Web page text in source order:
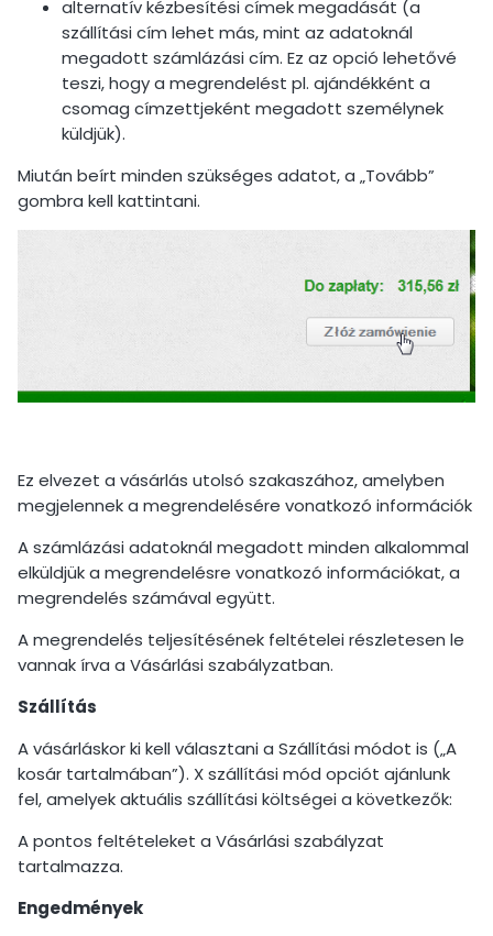
alternatív kézbesítési címek megadását (a
szállítási cím lehet más, mint az adatoknál
megadott számlázási cím. Ez az opció lehetővé
teszi, hogy a megrendelést pl. ajándékként a
csomag címzettjeként megadott személynek
küldjük).
Miután beírt minden szükséges adatot, a „Tovább”
gombra kell kattintani.
Ez elvezet a vásárlás utolsó szakaszához, amelyben
megjelennek a megrendelésére vonatkozó információk
A számlázási adatoknál megadott minden alkalommal
elküldjük a megrendelésre vonatkozó információkat, a
megrendelés számával együtt.
A megrendelés teljesítésének feltételei részletesen le
vannak írva a Vásárlási szabályzatban.
Szállítás
A vásárláskor ki kell választani a Szállítási módot is („A
kosár tartalmában”). X szállítási mód opciót ajánlunk
fel, amelyek aktuális szállítási költségei a következők:
A pontos feltételeket a Vásárlási szabályzat
tartalmazza.
Engedmények